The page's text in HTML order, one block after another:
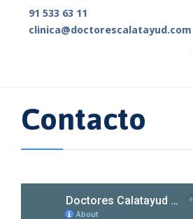
91 533 63 11
clinica@doctorescalatayud.com
Contacto